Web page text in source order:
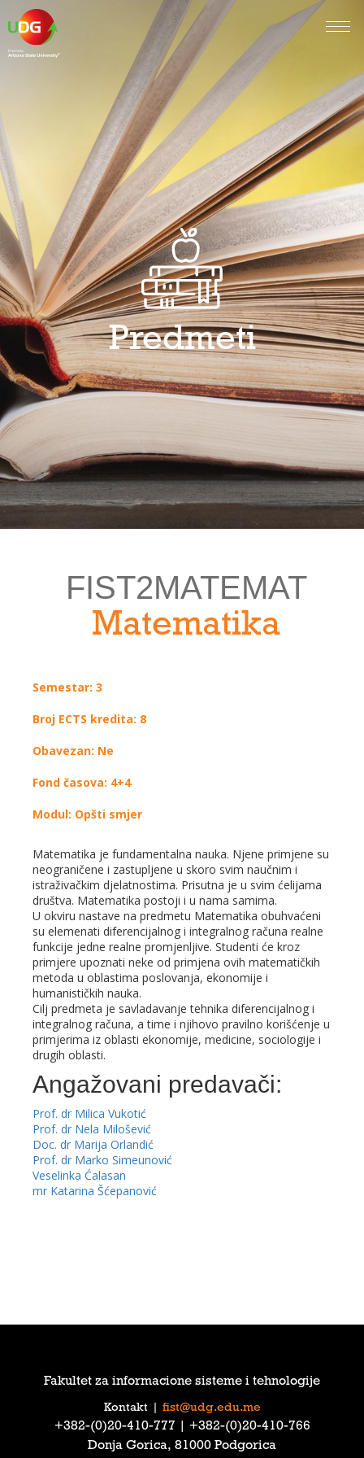
Predmeti
FIST2MATEMAT
Matematika
Semestar: 3
Broj ECTS kredita: 8
Obavezan: Ne
Fond časova: 4+4
Modul: Opšti smjer
Matematika je fundamentalna nauka. Njene primjene su
neograničene i zastupljene u skoro svim naučnim i
istraživačkim djelatnostima. Prisutna je u svim ćelijama
društva. Matematika postoji i u nama samima.
U okviru nastave na predmetu Matematika obuhvaćeni
su elemenati diferencijalnog i integralnog računa realne
funkcije jedne realne promjenljive. Studenti će kroz
primjere upoznati neke od primjena ovih matematičkih
metoda u oblastima poslovanja, ekonomije i
humanističkih nauka.
Cilj predmeta je savladavanje tehnika diferencijalnog i
integralnog računa, a time i njihovo pravilno korišćenje u
primjerima iz oblasti ekonomije, medicine, sociologije i
drugih oblasti.
Angažovani predavači:
Prof. dr Milica Vukotić
Prof. dr Nela Milošević
Doc. dr Marija Orlandić
Prof. dr Marko Simeunović
Veselinka Ćalasan
mr Katarina Šćepanović
Fakultet za informacione sisteme i tehnologije
Kontakt fist@udg.edu.me
‎+382-(0)20-410-777‎ | ‎+382-(0)20-410-766‎
Donja Gorica, 81000 Podgorica